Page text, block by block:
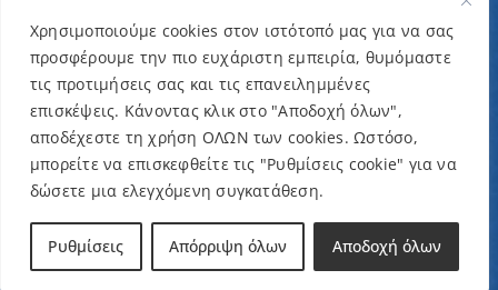
Χρησιμοποιούμε cookies στον ιστότοπό μας για να σας
προσφέρουμε την πιο ευχάριστη εμπειρία, θυμόμαστε
τις προτιμήσεις σας και τις επανειλημμένες
επισκέψεις. Κάνοντας κλικ στο "Αποδοχή όλων",
αποδέχεστε τη χρήση ΟΛΩΝ των cookies. Ωστόσο,
μπορείτε να επισκεφθείτε τις "Ρυθμίσεις cookie" για να
δώσετε μια ελεγχόμενη συγκατάθεση.
Ρυθμίσεις Απόρριψη όλων Αποδοχή όλων
© Copyright 2022 – Παγκύπριος Σύνδεσμος για
παιδιά με καρκίνο και συναφείς παθήσεις «Ένα
Όνειρο Μια Ευχή» / Designed & Developed byNETinfo
Plc
Όροι και Προϋποθέσεις|Πολιτική Απορρήτου